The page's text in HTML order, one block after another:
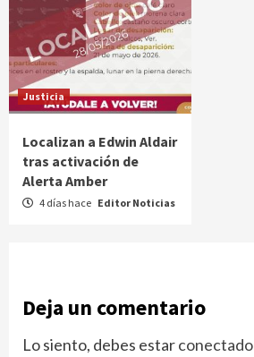
Justicia
Localizan a Edwin Aldair
tras activación de
Alerta Amber
4 días hace Editor Noticias
Deja un comentario
Lo siento, debes estarconectado